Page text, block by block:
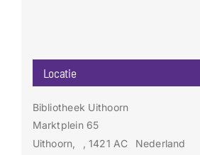
Locatie
Bibliotheek Uithoorn
Marktplein 65
Uithoorn
, 1421 AC
Nederland